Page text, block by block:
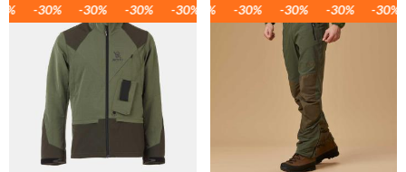
-30% -30% -30% -30% -30% -30% -30% -30% -
-30% -30% -30% -30% -30% -30% -30% -30%